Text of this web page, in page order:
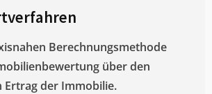
Berechnungsmethode
über den
Ertrag der Immobilie.